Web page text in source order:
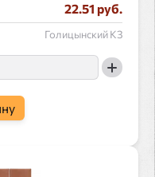
22.51 руб.
Голицынский КЗ